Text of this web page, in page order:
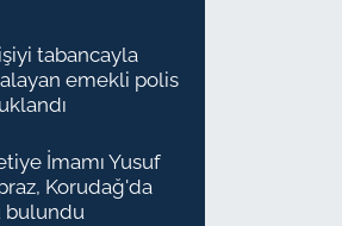
tabancayla
emekli polis
İmamı Yusuf
Korudağ'da
bulundu